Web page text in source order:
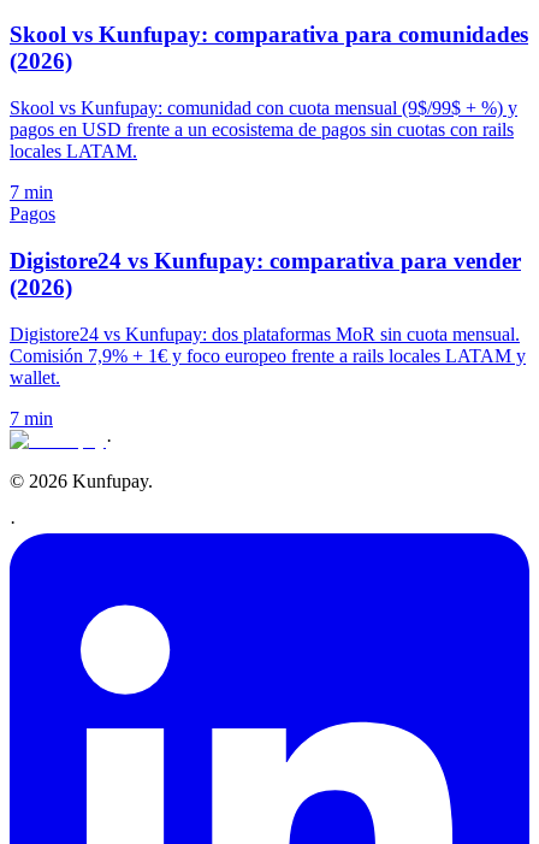
Skool vs Kunfupay: comparativa para comunidades
(2026)
Skool vs Kunfupay: comunidad con cuota mensual (9$/99$ + %) y
pagos en USD frente a un ecosistema de pagos sin cuotas con rails
locales LATAM.
7 min
Pagos
Digistore24 vs Kunfupay: comparativa para vender
(2026)
Digistore24 vs Kunfupay: dos plataformas MoR sin cuota mensual.
Comisión 7,9% + 1€ y foco europeo frente a rails locales LATAM y
wallet.
7 min
·
© 2026 Kunfupay.
·